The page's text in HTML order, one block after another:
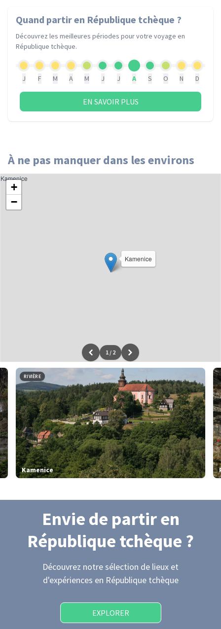
Quand partiren République tchèque ?
Découvrez les meilleures périodes pour votre voyage en
République tchèque.
J F M A M J J A S O N D
EN SAVOIR PLUS
À ne pas manquer dans les environs
Kamenice
+
−
Leaflet|données ©OpenStreetMap/ODbL - renduOSM France
Kamenice
1 / 2
RIVIÈRE
Kamenice
Envie de partiren
République tchèque ?
Découvrez notre sélection de lieux et
d'expériences en République tchèque
EXPLORER